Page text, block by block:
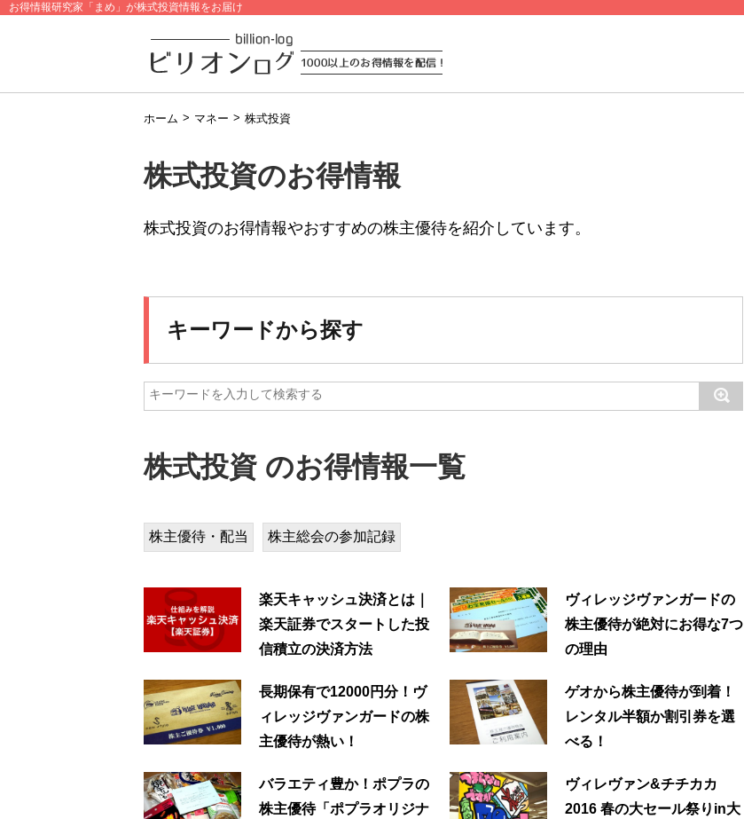
お得情報研究家「まめ」が株式投資情報をお届け
ホーム > マネー > 株式投資
株式投資のお得情報
株式投資のお得情報やおすすめの株主優待を紹介しています。
キーワードから探す
株式投資 のお得情報一覧
株主優待・配当 株主総会の参加記録
楽天キャッシュ決済とは｜
楽天証券でスタートした投
信積立の決済方法
ヴィレッジヴァンガードの
株主優待が絶対にお得な7つ
の理由
長期保有で12000円分！ヴ
ィレッジヴァンガードの株
主優待が熱い！
ゲオから株主優待が到着！
レンタル半額か割引券を選
べる！
バラエティ豊か！ポプラの
株主優待「ポプラオリジナ
ヴィレヴァン&チチカカ
2016 春の大セール祭りin大